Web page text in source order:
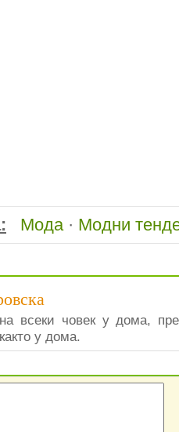
Мода· Модни
всеки човек у дома,
у дома.